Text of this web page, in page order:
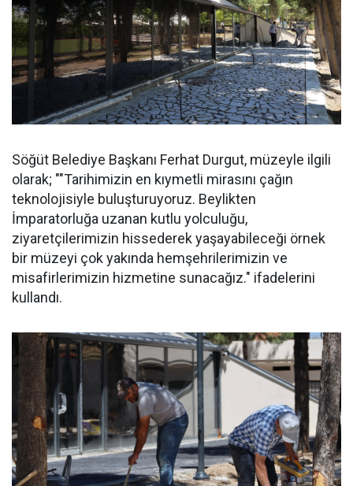
Söğüt Belediye Başkanı Ferhat Durgut, müzeyle ilgili
olarak; ""Tarihimizin en kıymetli mirasını çağın
teknolojisiyle buluşturuyoruz. Beylikten
İmparatorluğa uzanan kutlu yolculuğu,
ziyaretçilerimizin hissederek yaşayabileceği örnek
bir müzeyi çok yakında hemşehrilerimizin ve
misafirlerimizin hizmetine sunacağız." ifadelerini
kullandı.